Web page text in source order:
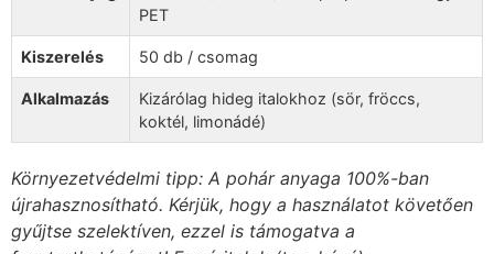
PET
Kiszerelés 50 db / csomag
Alkalmazás
Kizárólag hideg italokhoz (sör, fröccs,
koktél, limonádé)
Környezetvédelmi tipp: A pohár anyaga 100%-ban
újrahasznosítható. Kérjük, hogy a használatot követően
gyűjtse szelektíven, ezzel is támogatva a